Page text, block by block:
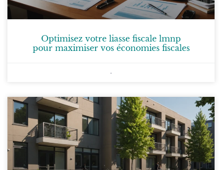
Optimisez votre liasse fiscale lmnp
pour maximiser vos économies fiscales